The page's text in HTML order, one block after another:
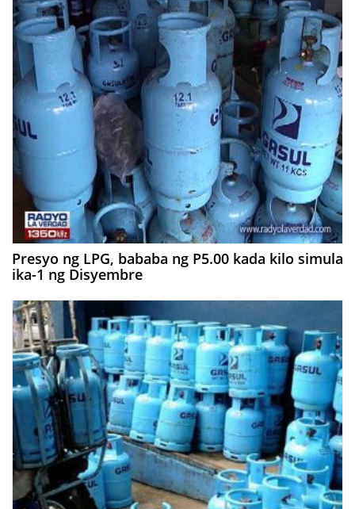
Presyo ng LPG, bababa ng P5.00 kada kilo simula
ika-1 ng Disyembre